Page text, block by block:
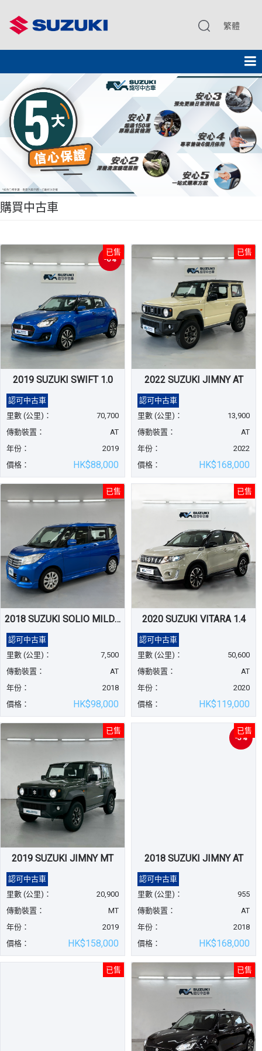
繁體
購買中古車
-6%
2019 SUZUKI SWIFT 1.0
認可中古車
已售
里數 (公里)：
70,700
傳動裝置：
AT
年份：
2019
價格：
HK$88,000
2022 SUZUKI JIMNY AT
認可中古車
已售
里數 (公里)：
13,900
傳動裝置：
AT
年份：
2022
價格：
HK$168,000
2018 SUZUKI SOLIO MILD HYBRID
認可中古車
已售
里數 (公里)：
7,500
傳動裝置：
AT
年份：
2018
價格：
HK$98,000
2020 SUZUKI VITARA 1.4
認可中古車
已售
里數 (公里)：
50,600
傳動裝置：
AT
年份：
2020
價格：
HK$119,000
2019 SUZUKI JIMNY MT
認可中古車
已售
里數 (公里)：
20,900
傳動裝置：
MT
年份：
2019
價格：
HK$158,000
-3%
2018 SUZUKI JIMNY AT
認可中古車
已售
里數 (公里)：
955
傳動裝置：
AT
年份：
2018
價格：
HK$168,000
已售 已售